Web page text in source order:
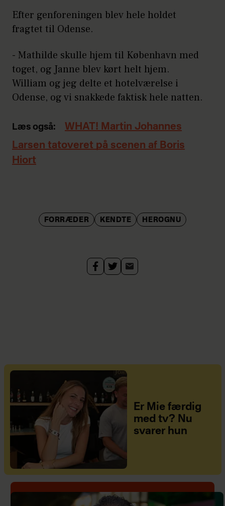
Efter genforeningen blev hele holdet
fragtet til Odense.
- Mathilde skulle hjem til København med
toget, og Janne blev kørt helt hjem.
William og jeg delte et hotelværelse i
Odense, og vi snakkede faktisk hele natten.
Læs også:
WHAT! Martin Johannes
Larsen tatoveret på scenen af Boris
Hiort
FORRÆDER KENDTE HEROGNU
Er Mie færdig
med tv? Nu
svarer hun